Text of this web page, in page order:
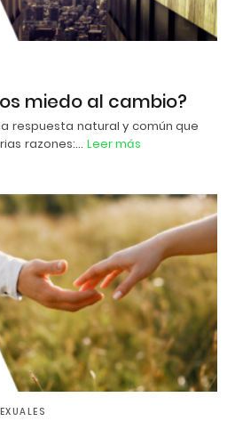
miedo al cambio?
respuesta natural y común que
razones:… Leer más